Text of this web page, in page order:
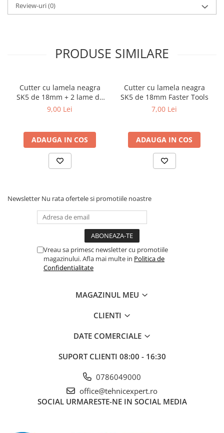
Discuri smirghel cu velcro
Distantieri cruce, tip T si penite
Echipamente pentru protectie
Alte echipamente de protectie
Articole curatenie
Folie pentru protectie mobila
Manusi pentru protectie
Chingi si cordeline
Coliere din plastic
Magneti pentru sudura in unghi
Mistrii drepte si pentru colturi
Instrumente pentru scris si trasat
Markere cu vopsea
Review-uri(0)
PRODUSE SIMILARE
Cutter cu lamela neagra
SK5 de 18mm + 2 lame de
rezerva Faster Tools
9,00 Lei
ADAUGA IN COS
Cutter cu lamela neagra
SK5 de 18mm Faster Tools
7,00 Lei
ADAUGA IN COS
Newsletter Nu rata ofertele si promotiile noastre
Vreau sa primesc newsletter cu promotiile
magazinului. Afla mai multe in Politica de
Confidentialitate
MAGAZINUL MEU
CLIENTI
DATE COMERCIALE
SUPORT CLIENTI 08:00 - 16:30
0786049000
office@tehnicexpert.ro
SOCIAL URMARESTE-NE IN SOCIAL MEDIA